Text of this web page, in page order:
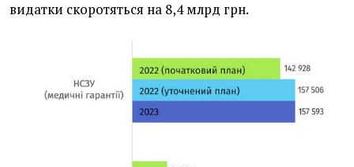
видатки скоротяться на 8,4 млрд грн.